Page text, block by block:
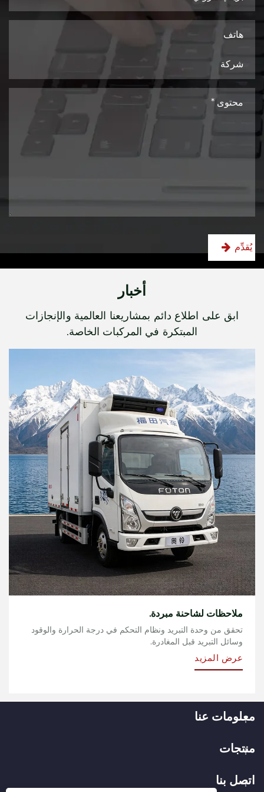
يُقدِّم
أخبار
ابق على اطلاع دائم بمشاريعنا العالمية والإنجازات
المبتكرة في المركبات الخاصة.
ملاحظات لشاحنة مبردة.
تحقق من وحدة التبريد ونظام التحكم في درجة الحرارة والوقود
وسائل التبريد قبل المغادرة.
عرض المزيد
معلومات عنا
منتجات
اتصل بنا